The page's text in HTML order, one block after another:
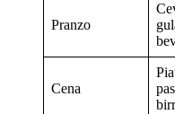
Pranzo
Cena